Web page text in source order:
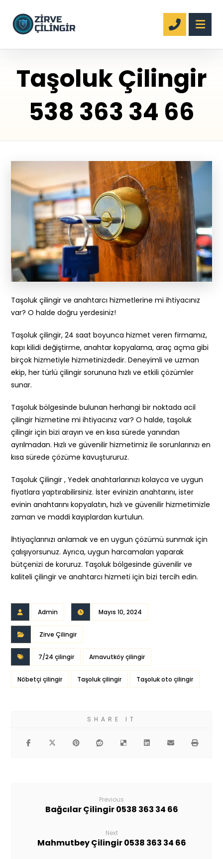
Taşoluk Çilingir
538 363 34 66
Taşoluk çilingir ve anahtarcı hizmetlerine mi ihtiyacınız
var? O halde doğru yerdesiniz!
Taşoluk çilingir, 24 saat boyunca hizmet veren firmamız,
kapı kilidi değiştirme, anahtar kopyalama, araç açma gibi
birçok hizmetiyle hizmetinizdedir. Deneyimli ve uzman
ekip, her türlü çilingir sorununa hızlı ve etkili çözümler
sunar.
Taşoluk bölgesinde bulunan herhangi bir noktada acil
çilingir hizmetine mi ihtiyacınız var? O halde, taşoluk
çilingir için bizi arayın ve en kısa sürede yanından
ayrılmadan. Hızlı ve güvenilir hizmetimiz ile sorunlarınızı en
kısa sürede çözüme kavuştururuz.
Taşoluk Çilingir , Yedek anahtarlarınızı kolayca ve uygun
fiyatlara yaptırabilirsiniz. İster evinizin anahtarını, ister
evinin anahtarını kopyalatın, hızlı ve güvenilir hizmetimizle
zaman ve maddi kayıplardan kurtulun.
İhtiyaçlarınızı anlamak ve en uygun çözümü sunmak için
çalışıyorsunuz. Ayrıca, uygun harcamaları yaparak
bütçenizi de koruruz. Taşoluk bölgesinde güvenilir ve
kaliteli çilingir ve anahtarcı hizmeti için bizi tercih edin.
Admin Mayıs 10, 2024
Zirve Çilingir
7/24 çilingir Arnavutköy çilingir
Nöbetçi çilingir Taşoluk çilingir Taşoluk oto çilingir
Previous
Bağcılar Çilingir 0538 363 34 66
Next
Mahmutbey Çilingir 0538 363 34 66